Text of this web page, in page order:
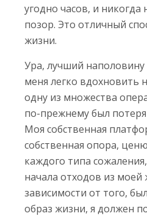
угодно часов, и никогда
позор. Это отличный
жизни.
Ура, лучший
меня легко вдохновить
одну из множества
по-прежнему был
Моя собственная
собственная опора,
каждого типа
начала отходов из моей
зависимости от того,
образ жизни, я должен